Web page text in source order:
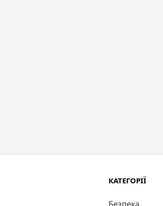
КАТЕГОРІЇ